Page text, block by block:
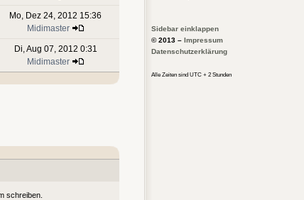
Mo, Dez 24, 2012 15:36
Midimaster
Di, Aug 07, 2012 0:31
Midimaster
schreiben.
Sidebar einklappen
© 2013 – Impressum
Datenschutzerklärung
Alle Zeiten sind UTC + 2 Stunden